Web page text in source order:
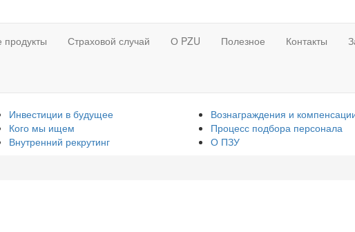
продукты Страховой случай О PZU Полезное Контакты
Инвестиции в будущее
Кого мы ищем
Внутренний рекрутинг
Вознаграждения и
Процесс подбора персонала
О ПЗУ